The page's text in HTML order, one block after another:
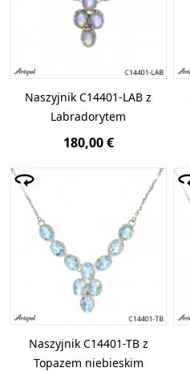
Naszyjnik C14401-LAB z
Labradorytem
180,00 €
Naszyjnik C14401-TB z
Topazem niebieskim